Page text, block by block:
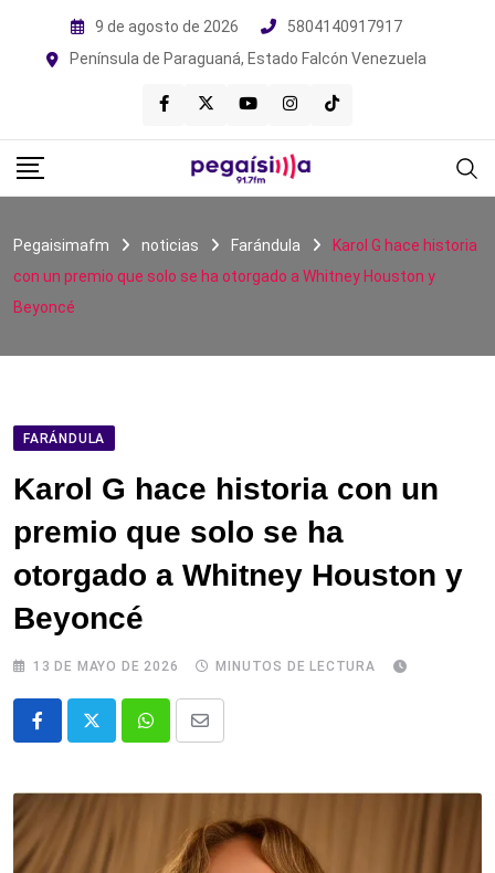
9 de agosto de 2026
5804140917917
Península de Paraguaná, Estado Falcón Venezuela
Pegaisimafm noticias Farándula
Karol G hace historia
con un premio que solo se ha otorgado a Whitney Houston y
Beyoncé
FARÁNDULA
Karol G hace historia con un
premio que solo se ha
otorgado a Whitney Houston y
Beyoncé
13 DE MAYO DE 2026 MINUTOS DE LECTURA
WhatsappComparte
email